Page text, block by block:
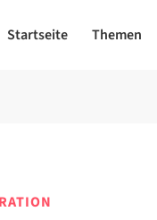
Startseite Themen